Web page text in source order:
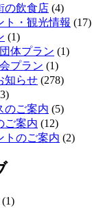
の飲食店 (4)
ト・観光情報 (17)
(1)
体プラン (1)
プラン (1)
知らせ (278)
のご案内 (5)
ご案内 (12)
トのご案内 (2)
(1)